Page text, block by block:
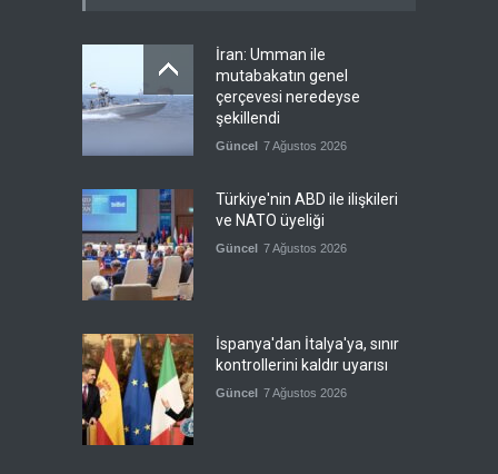
İran: Umman ile
mutabakatın genel
çerçevesi neredeyse
şekillendi
Güncel 7 Ağustos 2026
Türkiye'nin ABD ile ilişkileri
ve NATO üyeliği
Güncel 7 Ağustos 2026
İspanya'dan İtalya'ya, sınır
kontrollerini kaldır uyarısı
Güncel 7 Ağustos 2026